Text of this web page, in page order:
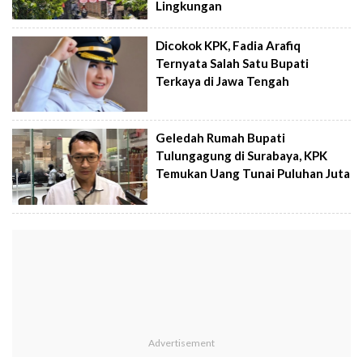
Lingkungan
Dicokok KPK, Fadia Arafiq
Ternyata Salah Satu Bupati
Terkaya di Jawa Tengah
Geledah Rumah Bupati
Tulungagung di Surabaya, KPK
Temukan Uang Tunai Puluhan Juta